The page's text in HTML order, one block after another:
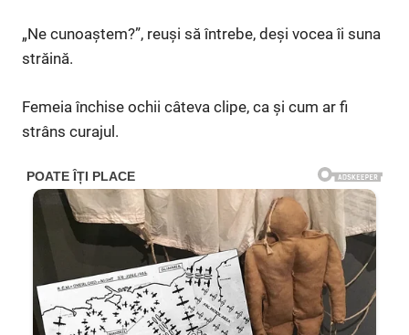
„Ne cunoaștem?”, reuși să întrebe, deși vocea îi suna
străină.
Femeia închise ochii câteva clipe, ca și cum ar fi
strâns curajul.